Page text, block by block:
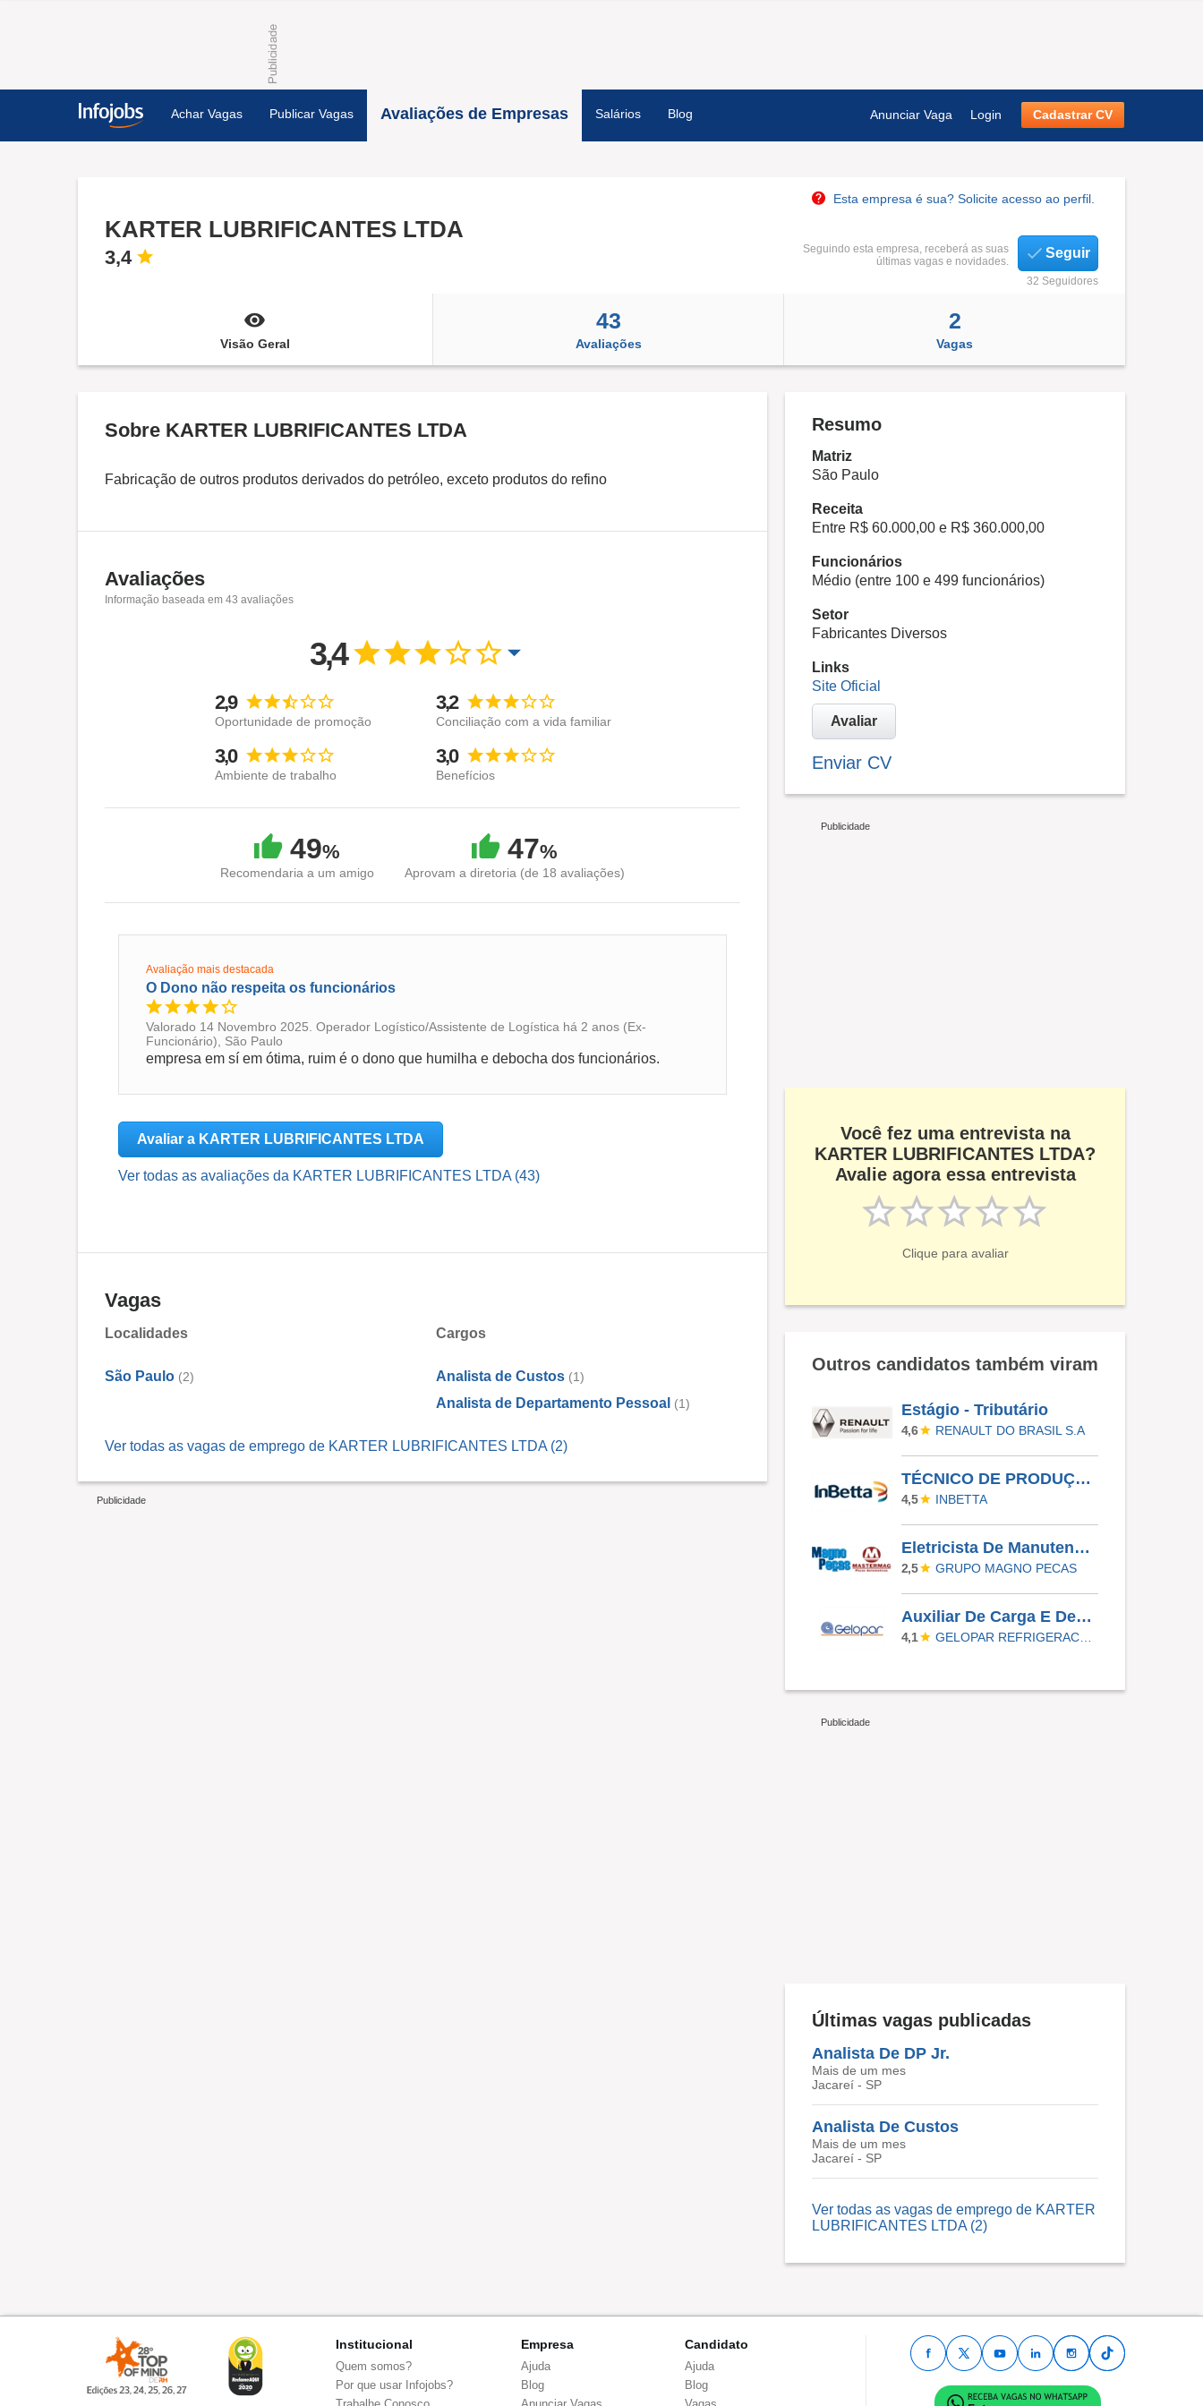
Achar Vagas Publicar Vagas Avaliações de Empresas Salários Blog Anunciar Vaga Login Cadastrar CV
Esta empresa é sua? Solicite acesso ao perfil.
KARTER LUBRIFICANTES LTDA
3,4
Seguindo esta empresa, receberá as suas
últimas vagas e novidades.
Seguir
32 Seguidores
Visão Geral
43
Avaliações
2
Vagas
Sobre KARTER LUBRIFICANTES LTDA
Fabricação de outros produtos derivados do petróleo, exceto produtos do refino
Avaliações
Informação baseada em 43 avaliações
3,4
2,9
Oportunidade de promoção
3,2
Conciliação com a vida familiar
3,0
Ambiente de trabalho
3,0
Benefícios
49%
Recomendaria a um amigo
47%
Aprovam a diretoria (de 18 avaliações)
Avaliação mais destacada
O Dono não respeita os funcionários
Valorado 14 Novembro 2025. Operador Logístico/Assistente de Logística há 2 anos (Ex-
Funcionário), São Paulo
empresa em sí em ótima, ruim é o dono que humilha e debocha dos funcionários.
Avaliar a KARTER LUBRIFICANTES LTDA
Ver todas as avaliações da KARTER LUBRIFICANTES LTDA (43)
Vagas
Localidades
São Paulo (2)
Cargos
Analista de Custos (1)
Analista de Departamento Pessoal (1)
Ver todas as vagas de emprego de KARTER LUBRIFICANTES LTDA (2)
Resumo
Matriz
São Paulo
Receita
Entre R$ 60.000,00 e R$ 360.000,00
Funcionários
Médio (entre 100 e 499 funcionários)
Setor
Fabricantes Diversos
Links
Site Oficial
Avaliar
Enviar CV
Você fez uma entrevista na
KARTER LUBRIFICANTES LTDA?
Avalie agora essa entrevista
Clique para avaliar
Outros candidatos também viram
Estágio - Tributário
4,6 RENAULT DO BRASIL S.A
TÉCNICO DE PRODUÇÃO - MANHÃ
4,5 INBETTA
Eletricista De Manutenção Industrial
2,5 GRUPO MAGNO PECAS
Auxiliar De Carga E Descarga
4,1
Últimas vagas publicadas
Analista De DP Jr.
Mais de um mes
Jacareí - SP
Analista De Custos
Mais de um mes
Jacareí - SP
Ver todas as vagas de emprego de KARTER
LUBRIFICANTES LTDA (2)
Institucional
Quem somos?
Por que usar Infojobs?
Empresa
Ajuda
Blog
Candidato
Ajuda
Blog